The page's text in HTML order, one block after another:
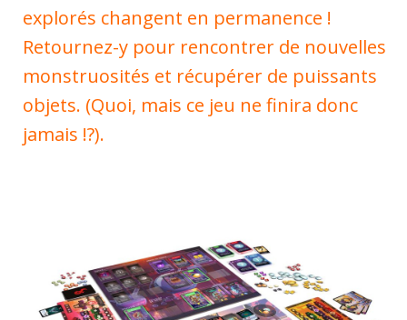
explorés changent en permanence !
Retournez-y pour rencontrer de nouvelles
monstruosités et récupérer de puissants
objets. (Quoi, mais ce jeu ne finira donc
jamais !?).